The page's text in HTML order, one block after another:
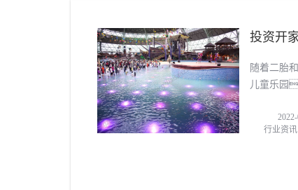
投资开
随着二胎
儿童乐园
行业资讯